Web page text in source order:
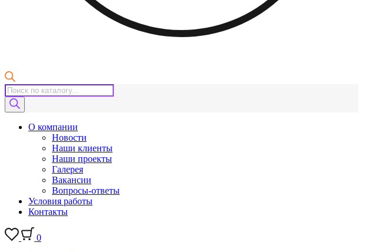
Поиск
товаров
О компании
Новости
Наши клиенты
Наши проекты
Галерея
Вакансии
Вопросы-ответы
Условия работы
Контакты
0